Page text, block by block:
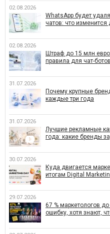
02.08.2026
WhatsApp будет
чатов: что изменится
02.08.2026
Штраф до 15 млн
правила для чат-
31.07.2026
Почему крупные
каждые три года
31.07.2026
Лучшие рекламные
года: какие бренды
30.07.2026
Куда двигается
итогам Digital
29.07.2026
67 % маркетологов
ошибку, хотя знают,